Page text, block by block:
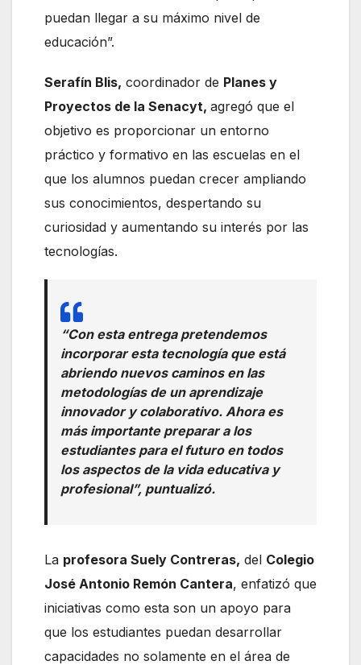
puedan llegar a su máximo nivel de
educación”.
Serafín Blis, coordinador de Planes y
Proyectos de la Senacyt, agregó que el
objetivo es proporcionar un entorno
práctico y formativo en las escuelas en el
que los alumnos puedan crecer ampliando
sus conocimientos, despertando su
curiosidad y aumentando su interés por las
tecnologías.
“Con esta entrega pretendemos
incorporar esta tecnología que está
abriendo nuevos caminos en las
metodologías de un aprendizaje
innovador y colaborativo. Ahora es
más importante preparar a los
estudiantes para el futuro en todos
los aspectos de la vida educativa y
profesional”, puntualizó.
La profesora Suely Contreras, del Colegio
José Antonio Remón Cantera, enfatizó que
iniciativas como esta son un apoyo para
que los estudiantes puedan desarrollar
capacidades no solamente en el área de